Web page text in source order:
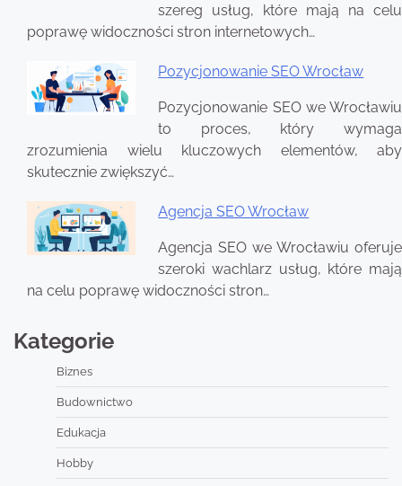
szereg usług, które mają na celu
poprawę widoczności stron internetowych…
Pozycjonowanie SEO Wrocław
Pozycjonowanie SEO we Wrocławiu
to proces, który wymaga
zrozumienia wielu kluczowych elementów, aby
skutecznie zwiększyć…
Agencja SEO Wrocław
Agencja SEO we Wrocławiu oferuje
szeroki wachlarz usług, które mają
na celu poprawę widoczności stron…
Kategorie
Biznes
Budownictwo
Edukacja
Hobby